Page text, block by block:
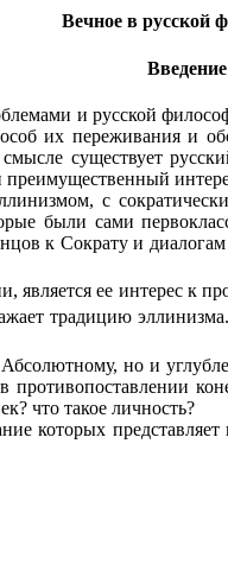
Вечное в русской
Введение
и русской
их переживания и
существует
с
были сами
к Сократу и
ее интерес к
традицию
но и
противопоставлении
что такое личность?
представляет